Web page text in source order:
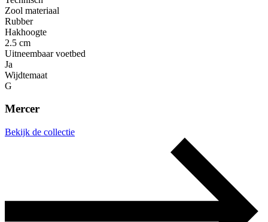
Zool materiaal
Rubber
Hakhoogte
2.5 cm
Uitneembaar voetbed
Ja
Wijdtemaat
G
Mercer
Bekijk de collectie